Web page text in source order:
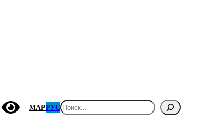
МАРРУСПоиск